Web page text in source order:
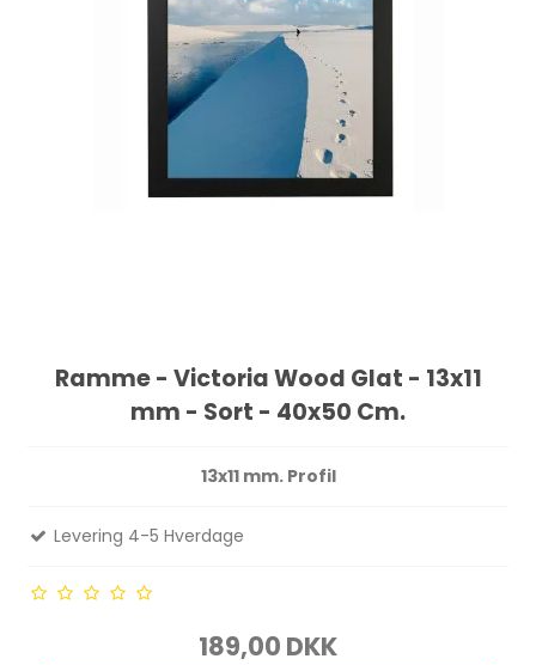
Ramme - Victoria Wood Glat - 13x11
mm - Sort - 40x50 Cm.
13x11 mm. Profil
Levering 4-5 Hverdage
189,00 DKK